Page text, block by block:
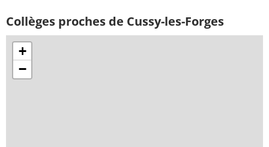
Collèges proches de Cussy-les-Forges
+
−